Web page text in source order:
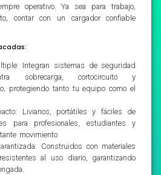
operativo. Ya sea para trabajo,
contar con un cargador confiable
Integran sistemas de seguridad
sobrecarga, cortocircuito y
protegiendo tanto tu equipo como el
Livianos, portátiles y fáciles de
para profesionales, estudiantes y
movimiento.
Construidos con materiales
al uso diario, garantizando